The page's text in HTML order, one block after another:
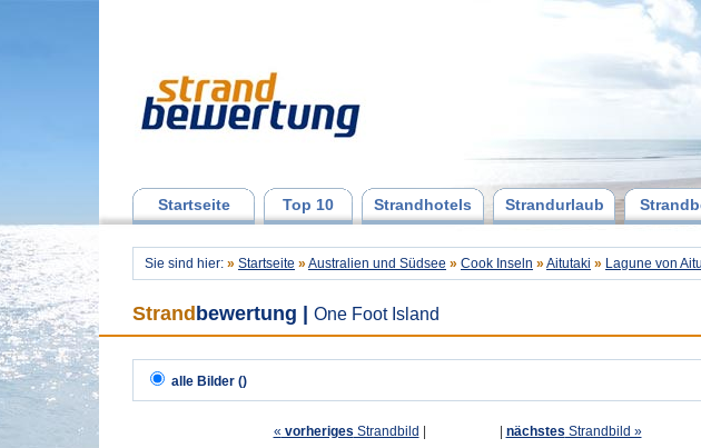
Startseite Top 10 Strandhotels Strandurlaub
Sie sind hier: » Startseite » Australien und Südsee » Cook Inseln » Aitutaki » Lagune von
Strand bewertung One Foot Island
alle Bilder ()
« vorheriges Strandbild nächstes Strandbild »